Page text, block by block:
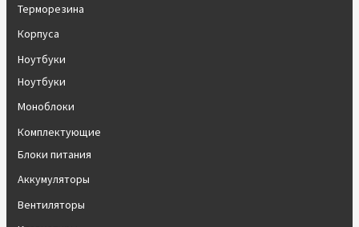
Терморезина
Корпуса
Ноутбуки
Ноутбуки
Моноблоки
Комплектующие
Блоки питания
Аккумуляторы
Вентиляторы